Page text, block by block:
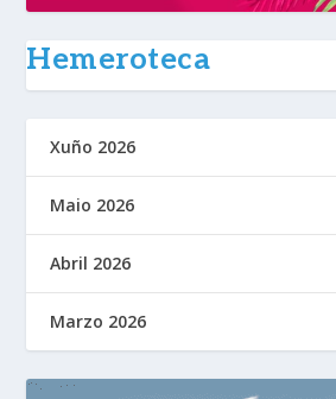
Hemeroteca
Xuño 2026
Maio 2026
Abril 2026
Marzo 2026